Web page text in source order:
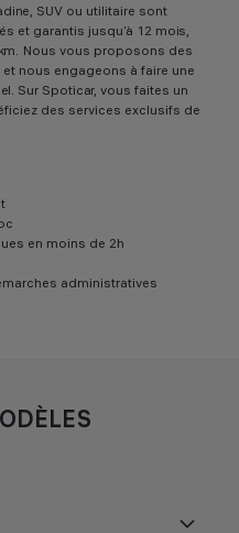
SUV ou utilitaire sont
et garantis jusqu’à 12 mois,
Nous vous proposons des
nous engageons à faire une
Sur Spoticar, vous faites un
des services exclusifs de
en moins de 2h
administratives